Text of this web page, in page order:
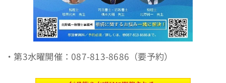
・第3水曜開催：087-813-8686（要予約）